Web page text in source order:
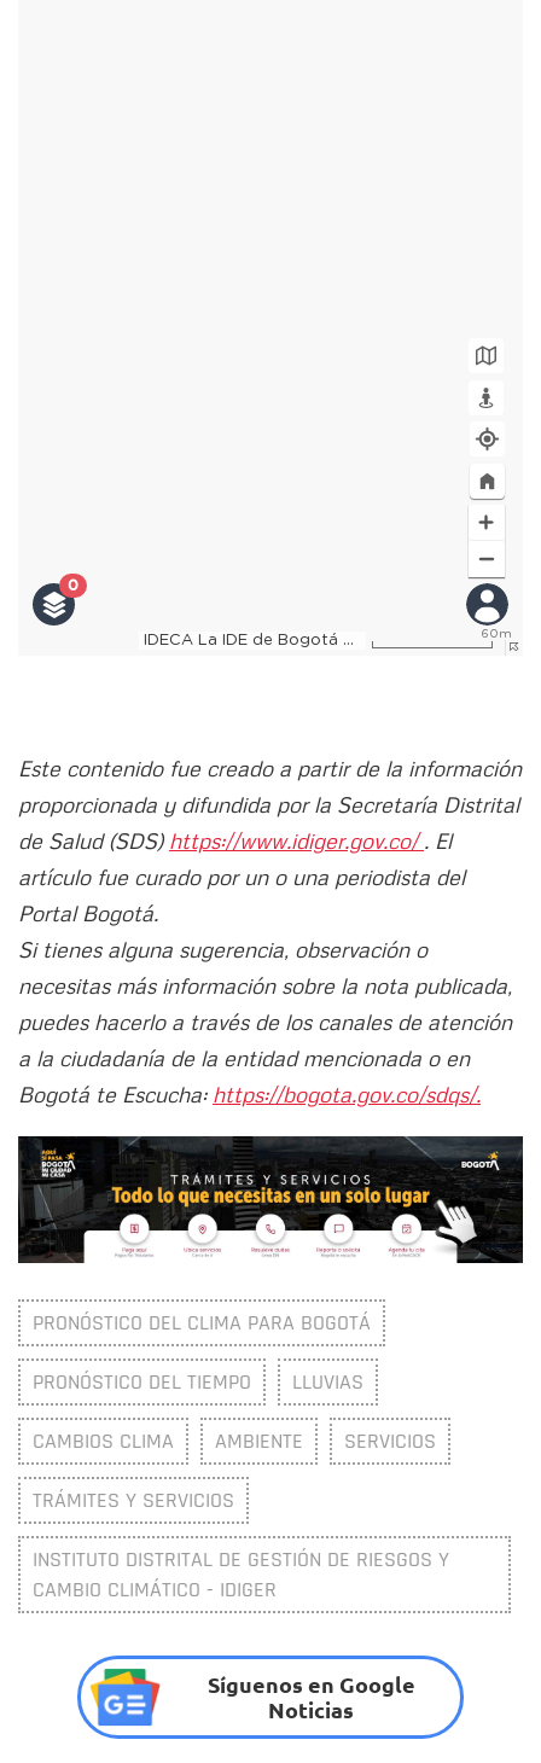
Este contenido fue creado a partir de la información
proporcionada y difundida por la Secretaría Distrital
de Salud (SDS) https://www.idiger.gov.co/. El
artículo fue curado por un o una periodista del
Portal Bogotá.
Si tienes alguna sugerencia, observación o
necesitas más información sobre la nota publicada,
puedes hacerlo a través de los canales de atención
a la ciudadanía de la entidad mencionada o en
Bogotá te Escucha: https://bogota.gov.co/sdqs/.
PRONÓSTICO DEL CLIMA PARA BOGOTÁ
PRONÓSTICO DEL TIEMPO LLUVIAS
CAMBIOS CLIMA AMBIENTE SERVICIOS
TRÁMITES Y SERVICIOS
INSTITUTO DISTRITAL DE GESTIÓN DE RIESGOS Y
CAMBIO CLIMÁTICO - IDIGER
Síguenos en Google
Noticias